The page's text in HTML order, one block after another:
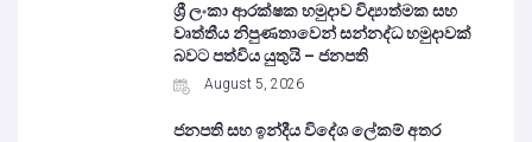
ශ්‍රී ලංකා ආරක්ෂක හමුදාව විද්‍යාත්මක සහ
වෘත්තීය නිපුණතාවෙන් සන්නද්ධ හමුදාවක්
බවට පත්විය යුතුයි – ජනපති
August 5, 2026
ජනපති සහ ඉන්දීය විදේශ ලේකම් අතර